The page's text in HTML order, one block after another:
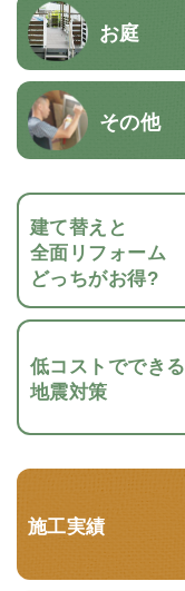
お庭
その他
建て替えと
全面リフォーム
どっちがお得?
低コストでできる
地震対策
施工実績